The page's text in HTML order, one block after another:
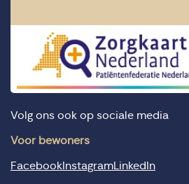
Volg ons ook op sociale media
Voor bewoners
FacebookInstagramLinkedIn